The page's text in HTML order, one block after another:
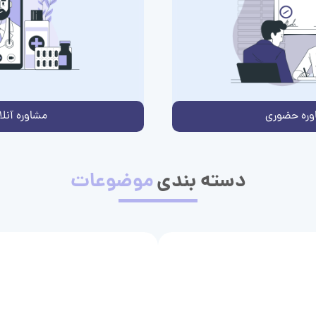
حضوری مشاوره
دسته بندیموضوعات